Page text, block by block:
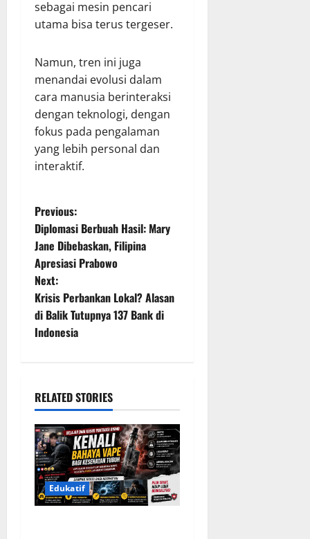
sebagai mesin pencari
utama bisa terus tergeser.
Namun, tren ini juga
menandai evolusi dalam
cara manusia berinteraksi
dengan teknologi, dengan
fokus pada pengalaman
yang lebih personal dan
interaktif.
P
o
s
t
n
v
i
g
a
t
Previous:
Diplomasi Berbuah Hasil: Mary
Jane Dibebaskan, Filipina
Apresiasi Prabowo
Next:
Krisis Perbankan Lokal? Alasan
di Balik Tutupnya 137 Bank di
Indonesia
RELATED STORIES
Edukatif